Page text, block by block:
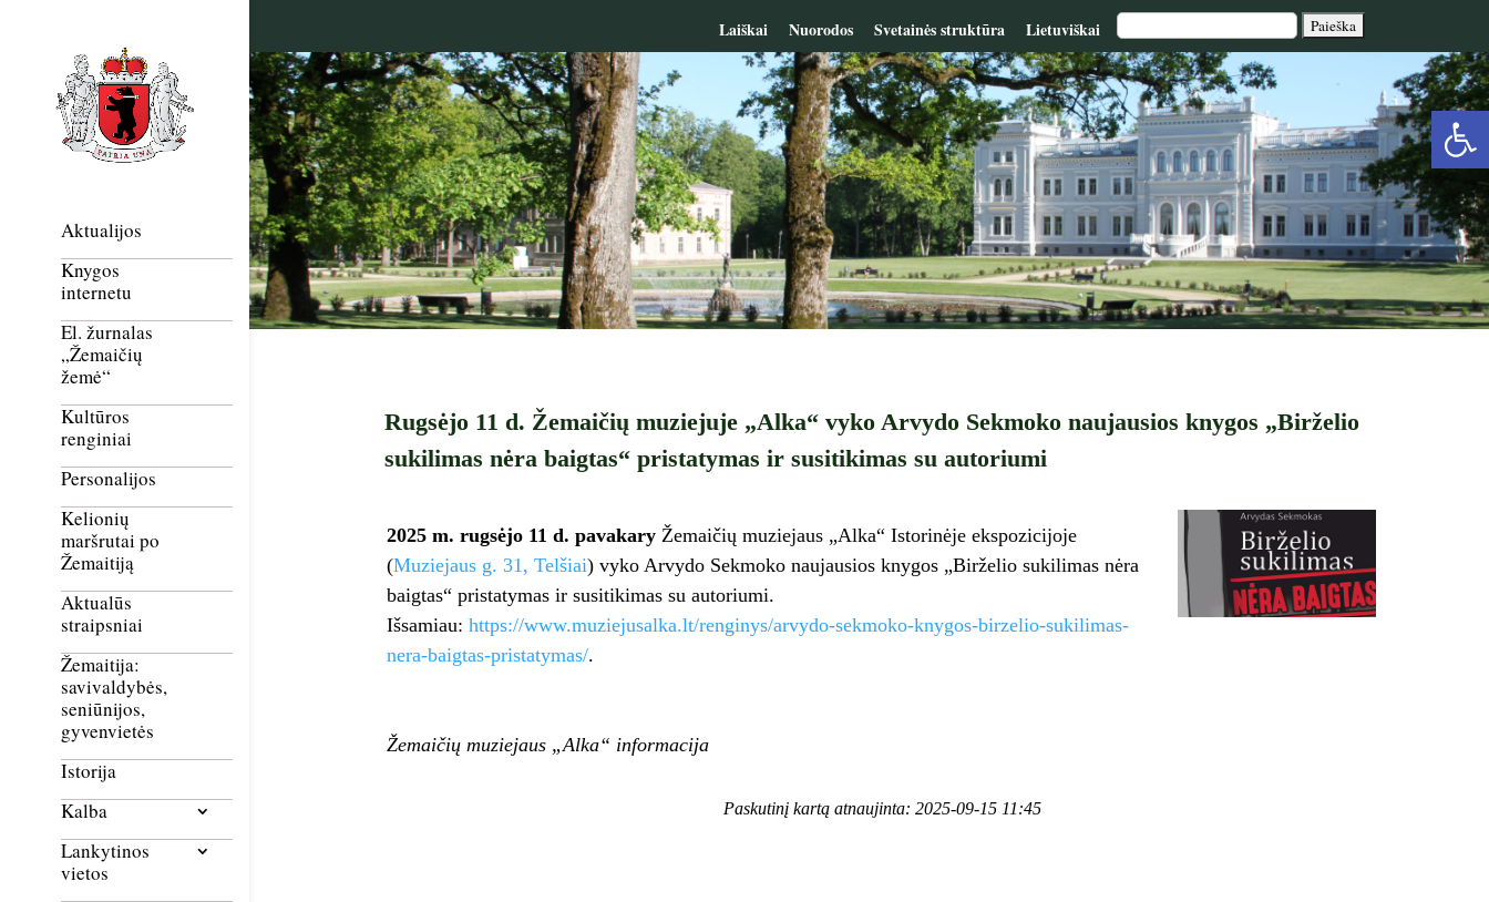
Laiškai Nuorodos Svetainės struktūra Lietuviškai
Aktualijos
Knygos
internetu
El. žurnalas
„Žemaičių
žemė“
Kultūros
renginiai
Personalijos
Kelionių
maršrutai po
Žemaitiją
Aktualūs
straipsniai
Žemaitija:
savivaldybės,
seniūnijos,
gyvenvietės
Istorija
Kalba
Lankytinos
vietos
Rugsėjo 11 d. Žemaičių muziejuje „Alka“ vyko Arvydo Sekmoko naujausios knygos „Birželio
sukilimas nėra baigtas“ pristatymas ir susitikimas su autoriumi
2025 m. rugsėjo 11 d. pavakary Žemaičių muziejaus „Alka“ Istorinėje ekspozicijoje
(Muziejaus g. 31, Telšiai) vyko Arvydo Sekmoko naujausios knygos „Birželio sukilimas nėra
baigtas“ pristatymas ir susitikimas su autoriumi.
Išsamiau: https://www.muziejusalka.lt/renginys/arvydo-sekmoko-knygos-birzelio-sukilimas-
nera-baigtas-pristatymas/.
Žemaičių muziejaus „Alka“ informacija
Paskutinį kartą atnaujinta: 2025-09-15 11:45